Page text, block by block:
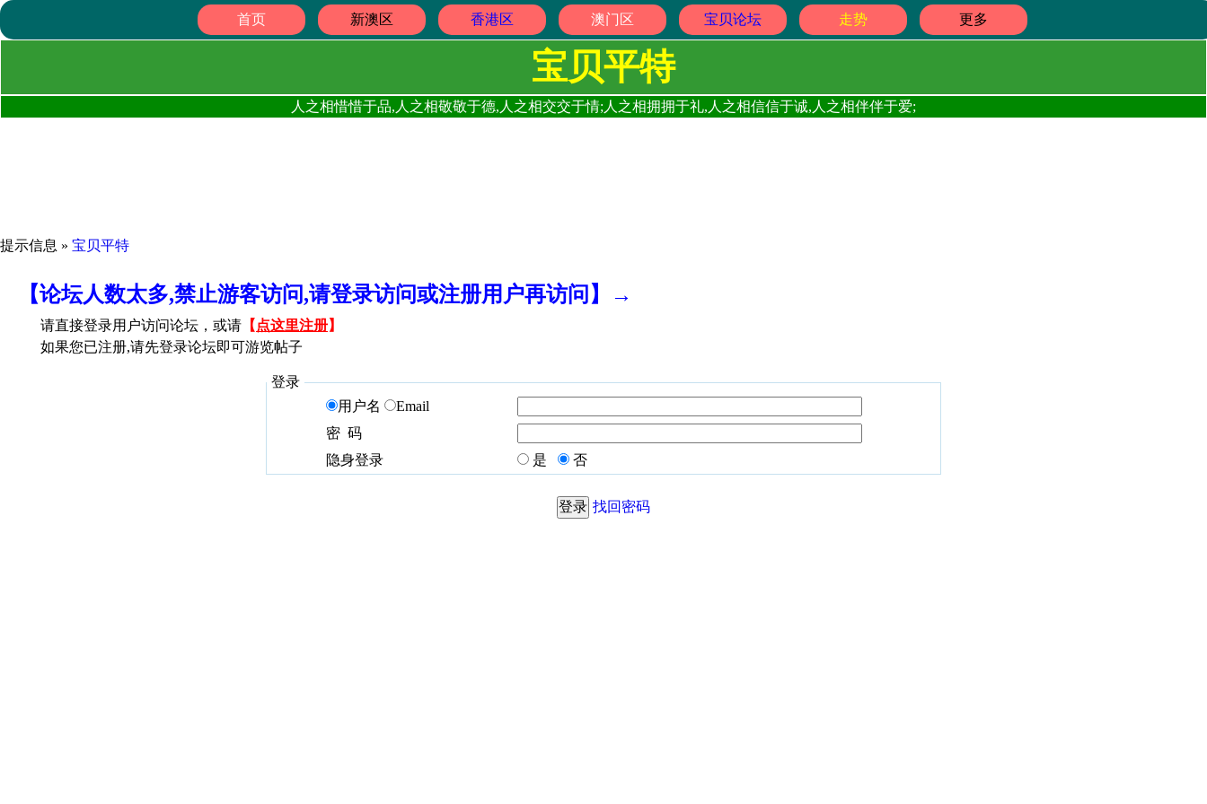
首页 新澳区 香港区 澳门区 宝贝论坛 走势 更多
宝贝平特
人之相惜惜于品,人之相敬敬于德,人之相交交于情;人之相拥拥于礼,人之相信信于诚,人之相伴伴于爱;
提示信息 » 宝贝平特
【论坛人数太多,禁止游客访问,请登录访问或注册用户再访问】→
请直接登录用户访问论坛，或请 【 点这里注册】
如果您已注册,请先登录论坛即可游览帖子
登录
用户名
Email
密 码
隐身登录
是 否
找回密码